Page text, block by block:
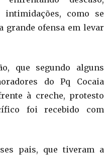
como se
grande ofensa em levar
que segundo alguns
do Pq Cocaia
à creche, protesto
foi recebido com
pais, que tiveram a